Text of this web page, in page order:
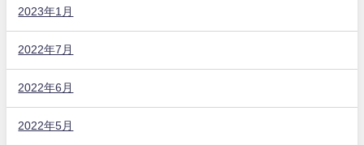
2023年1月
2022年7月
2022年6月
2022年5月